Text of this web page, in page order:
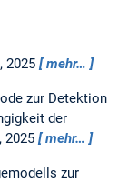
2025 mehr…
zur Detektion
der
2025 mehr…
zur